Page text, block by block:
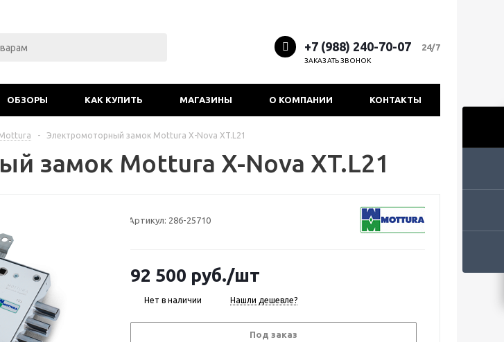
+7 (988) 240-70-07 24/7
ЗАКАЗАТЬ ЗВОНОК
ОБЗОРЫ КАК КУПИТЬ МАГАЗИНЫ О КОМПАНИИ КОНТАКТЫ
- Электромоторный замок Mottura X-Nova XT.L21
замок Mottura X-Nova XT.L21
Артикул: 286-25710
92 500 руб./шт
Нет в наличии Нашли дешевле?
Под заказ